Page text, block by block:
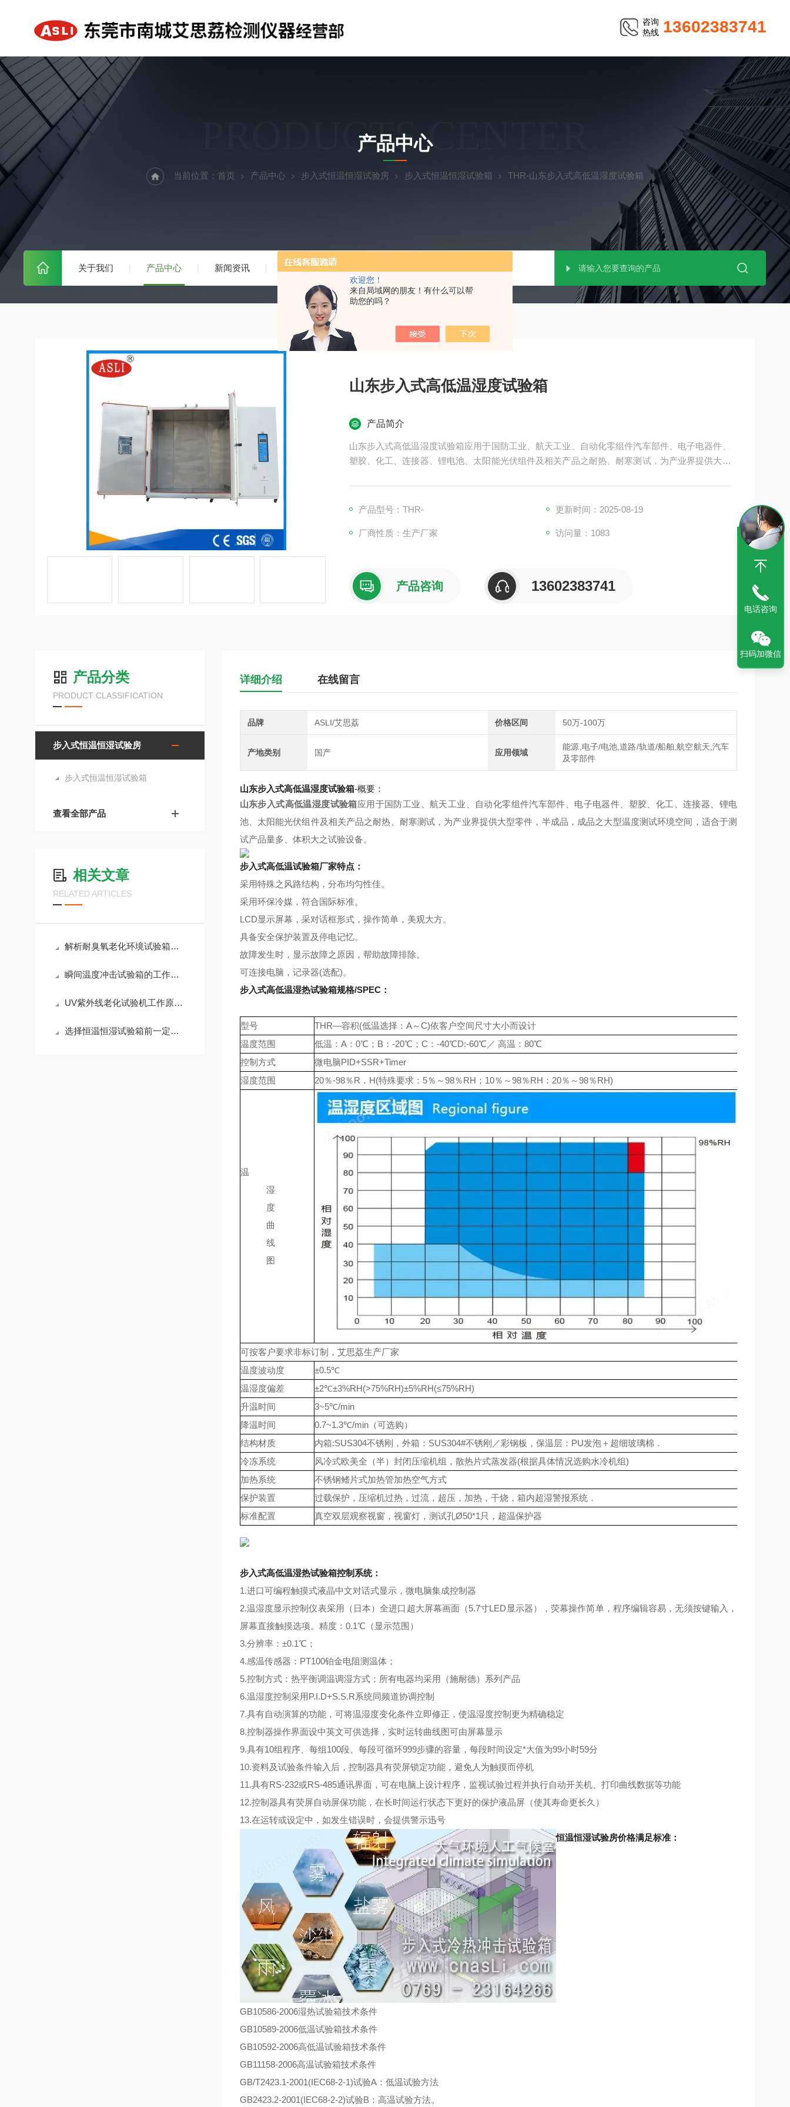
欢迎您！
来自局域网的朋友！有什么可以帮
助您的吗？
咨询
热线 13602383741
关于我们 产品中心 新闻资讯 技术文章
PRODUCTS CENTER
产品中心
当前位置： 首页 产品中心 步入式恒温恒湿试验房 步入式恒温恒湿试验箱 THR-山东步入式高低温湿度试验箱
山东步入式高低温湿度试验箱
产品简介
山东步入式高低温湿度试验箱应用于国防工业、航天工业、自动化零组件汽车部件、电子电器件、
塑胶、化工、连接器、锂电池、太阳能光伏组件及相关产品之耐热、耐寒测试，为产业界提供大型
产品型号：THR- 更新时间：2025-08-19
厂商性质：生产厂家 访问量：1083
产品咨询 13602383741
产品分类
PRODUCT CLASSIFICATION
步入式恒温恒湿试验房
步入式恒温恒湿试验箱
查看全部产品
相关文章
RELATED ARTICLES
解析耐臭氧老化环境试验箱的生产与科技内涵
瞬间温度冲击试验箱的工作原理与应用领域
UV紫外线老化试验机工作原理是什么
选择恒温恒湿试验箱前一定要关注一些要求
详细介绍 在线留言
品牌 ASLI/艾思荔 价格区间 50万-100万
产地类别 国产 应用领域
能源,电子/电池,道路/轨道/船舶,航空航天,汽车
及零部件
山东步入式高低温湿度试验箱-概要：
山东步入式高低温湿度试验箱应用于国防工业、航天工业、自动化零组件汽车部件、电子电器件、塑胶、化工、连接器、锂电
池、太阳能光伏组件及相关产品之耐热、耐寒测试， 为产业界提供大型零件，半成品，成品之大型温度测试环境空间，适合于测
试产品量多、体积大之试验设备。
步入式高低温试验箱厂家特点：
采用特殊之风路结构，分布均匀性佳。
采用环保冷媒，符合国际标准。
LCD显示屏幕，采对话框形式，操作简单，美观大方。
具备安全保护装置及停电记忆。
故障发生时，显示故障之原因，帮助故障排除。
可连接电脑，记录器(选配)。
步入式高低温湿热试验箱规格/SPEC：
型号
THR—容积(低温选择：A～C)依客户空间尺寸大小而设计
温度范围
低温：A：0℃；B：-20℃；C：-40℃D:-60℃／ 高温：80℃
控制方式
微电脑PID+SSR+Timer
湿度范围
20％-98％R．H(特殊要求：5％～98％RH；10％～98％RH：20％～98％RH)
温
湿
度
曲
线
图
可按客户要求非标订制，艾思荔生产厂家
温度波动度
±0.5℃
温湿度偏差
±2℃±3%RH(>75%RH)±5%RH(≤75%RH)
升温时间
3~5℃/min
降温时间
0.7~1.3℃/min（可选购）
结构材质
内箱:SUS304不锈刚，外箱：SUS304#不锈刚／彩钢板，保温层：PU发泡＋超细玻璃棉．
冷冻系统
风冷式欧美全（半）封闭压缩机组，散热片式蒸发器(根据具体情况选购水冷机组)
加热系统
不锈钢鳍片式加热管加热空气方式
保护装置
过载保护，压缩机过热，过流，超压，加热，干烧，箱内超湿警报系统．
标准配置
真空双层观察视窗，视窗灯，测试孔Ø50*1只，超温保护器
步入式高低温湿热试验箱控制系统：
1.进口可编程触摸式液晶中文对话式显示，微电脑集成控制器
2.温湿度显示控制仪表采用（日本）全进口超大屏幕画面（5.7寸LED显示器），荧幕操作简单，程序编辑容易，无须按键输入，
屏幕直接触摸选项。精度：0.1℃（显示范围）
3.分辨率：±0.1℃；
4.感温传感器：PT100铂金电阻测温体；
5.控制方式：热平衡调温调湿方式；所有电器均采用（施耐德）系列产品
6.温湿度控制采用P.I.D+S.S.R系统同频道协调控制
7.具有自动演算的功能，可将温湿度变化条件立即修正，使温湿度控制更为精确稳定
8.控制器操作界面设中英文可供选择，实时运转曲线图可由屏幕显示
9.具有10组程序、每组100段、每段可循环999步骤的容量，每段时间设定*大值为99小时59分
10.资料及试验条件输入后，控制器具有荧屏锁定功能，避免人为触摸而停机
11.具有RS-232或RS-485通讯界面，可在电脑上设计程序，监视试验过程并执行自动开关机、打印曲线数据等功能
12.控制器具有荧屏自动屏保功能，在长时间运行状态下更好的保护液晶屏（使其寿命更长久）
13.在运转或设定中，如发生错误时，会提供警示迅号
恒温恒湿试验房价格满足标准：
GB10586-2006湿热试验箱技术条件
GB10589-2006低温试验箱技术条件
GB10592-2006高低温试验箱技术条件
GB11158-2006高温试验箱技术条件
GB/T2423.1-2001(IEC68-2-1)试验A：低温试验方法
GB2423.2-2001(IEC68-2-2)试验B：高温试验方法。
电话咨询
扫码加微信